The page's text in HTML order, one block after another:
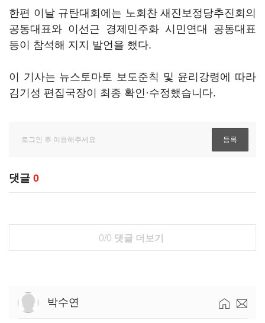
한편 이날 규탄대회에는 노회찬 새진보정당추진회의
공동대표와 이선근 경제민주화 시민연대 공동대표
등이 참석해 지지 발언을 했다.
이 기사는 뉴스토마토 보도준칙 및 윤리강령에 따라
김기성 편집국장이 최종 확인·수정했습니다.
댓글 0
0/0 댓글 더보기
박수연